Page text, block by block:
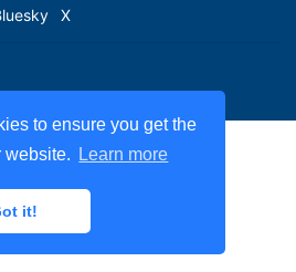
to ensure you get the
website.
Learn more
it!
X